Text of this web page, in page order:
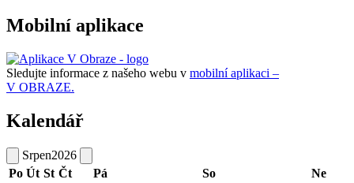
Mobilní aplikace
Sledujte informace z našeho webu v mobilní aplikaci –
V OBRAZE.
Kalendář
Srpen2026
Po Út St Čt Pá So
Ne